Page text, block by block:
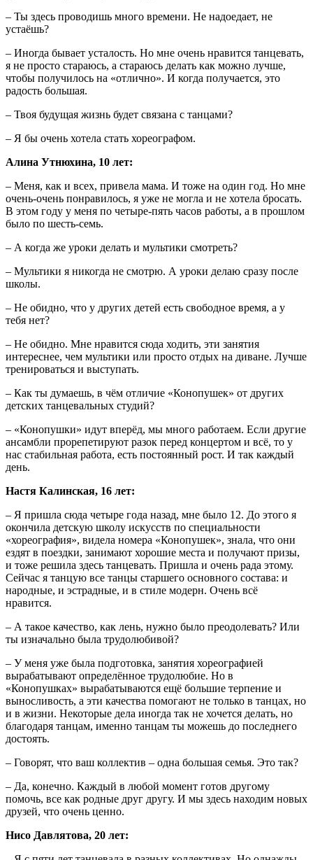
– Ты здесь проводишь много времени. Не надоедает, не
устаёшь?
– Иногда бывает усталость. Но мне очень нравится танцевать,
я не просто стараюсь, а стараюсь делать как можно лучше,
чтобы получилось на «отлично». И когда получается, это
радость большая.
– Твоя будущая жизнь будет связана с танцами?
– Я бы очень хотела стать хореографом.
Алина Утнюхина, 10 лет:
– Меня, как и всех, привела мама. И тоже на один год. Но мне
очень-очень понравилось, я уже не могла и не хотела бросать.
В этом году у меня по четыре-пять часов работы, а в прошлом
было по шесть-семь.
– А когда же уроки делать и мультики смотреть?
– Мультики я никогда не смотрю. А уроки делаю сразу после
школы.
– Не обидно, что у других детей есть свободное время, а у
тебя нет?
– Не обидно. Мне нравится сюда ходить, эти занятия
интереснее, чем мультики или просто отдых на диване. Лучше
тренироваться и выступать.
– Как ты думаешь, в чём отличие «Конопушек» от других
детских танцевальных студий?
– «Конопушки» идут вперёд, мы много работаем. Если другие
ансамбли прорепетируют разок перед концертом и всё, то у
нас стабильная работа, есть постоянный рост. И так каждый
день.
Настя Калинская, 16 лет:
– Я пришла сюда четыре года назад, мне было 12. До этого я
окончила детскую школу искусств по специальности
«хореография», видела номера «Конопушек», знала, что они
ездят в поездки, занимают хорошие места и получают призы,
и тоже решила здесь танцевать. Пришла и очень рада этому.
Сейчас я танцую все танцы старшего основного состава: и
народные, и эстрадные, и в стиле модерн. Очень всё
нравится.
– А такое качество, как лень, нужно было преодолевать? Или
ты изначально была трудолюбивой?
– У меня уже была подготовка, занятия хореографией
вырабатывают определённое трудолюбие. Но в
«Конопушках» вырабатываются ещё большие терпение и
выносливость, а эти качества помогают не только в танцах, но
и в жизни. Некоторые дела иногда так не хочется делать, но
благодаря танцам, именно танцам ты можешь до последнего
достоять.
– Говорят, что ваш коллектив – одна большая семья. Это так?
– Да, конечно. Каждый в любой момент готов другому
помочь, все как родные друг другу. И мы здесь находим новых
друзей, что очень ценно.
Нисо Давлятова, 20 лет: